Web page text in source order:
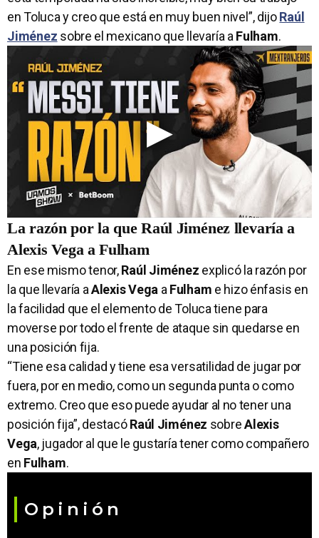
en Toluca y creo que está en muy buen nivel”, dijoRaúl
Jiménez sobre el mexicano que llevaría aFulham.
La razón por la que Raúl Jiménez llevaría a
Alexis Vega a Fulham
En ese mismo tenor,Raúl Jiménez explicó la razón por
la que llevaría aAlexis Vega a Fulham e hizo énfasis en
la facilidad que el elemento de Toluca tiene para
moverse por todo el frente de ataque sin quedarse en
una posición fija.
“Tiene esa calidad y tiene esa versatilidad de jugar por
fuera, por en medio, como un segunda punta o como
extremo. Creo que eso puede ayudar al no tener una
posición fija”, destacóRaúl Jiménez sobreAlexis
Vega, jugador al que le gustaría tener como compañero
en Fulham.
Opinión